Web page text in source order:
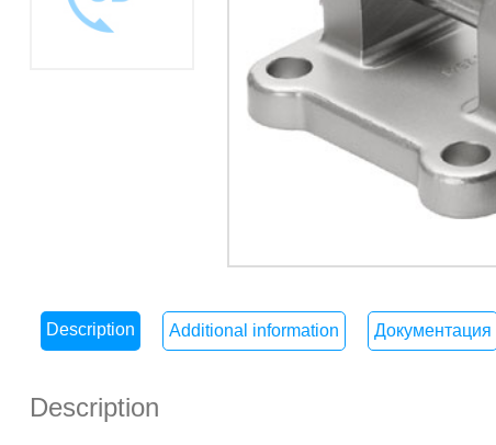
Description Additional information Документация
Description